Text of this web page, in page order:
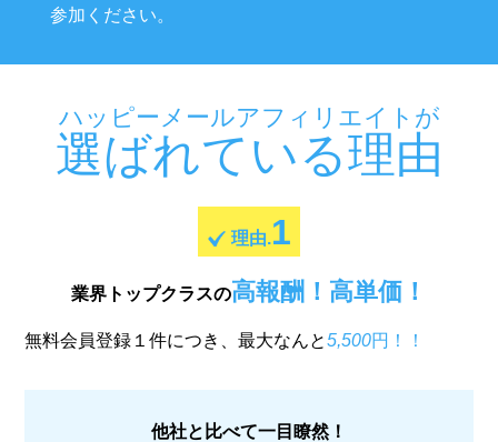
参加ください。
ハッピーメールアフィリエイトが
選ばれている理由
理由.1
業界トップクラスの高報酬！高単価！
無料会員登録１件につき、最大なんと5,500円！！
他社と比べて一目瞭然！